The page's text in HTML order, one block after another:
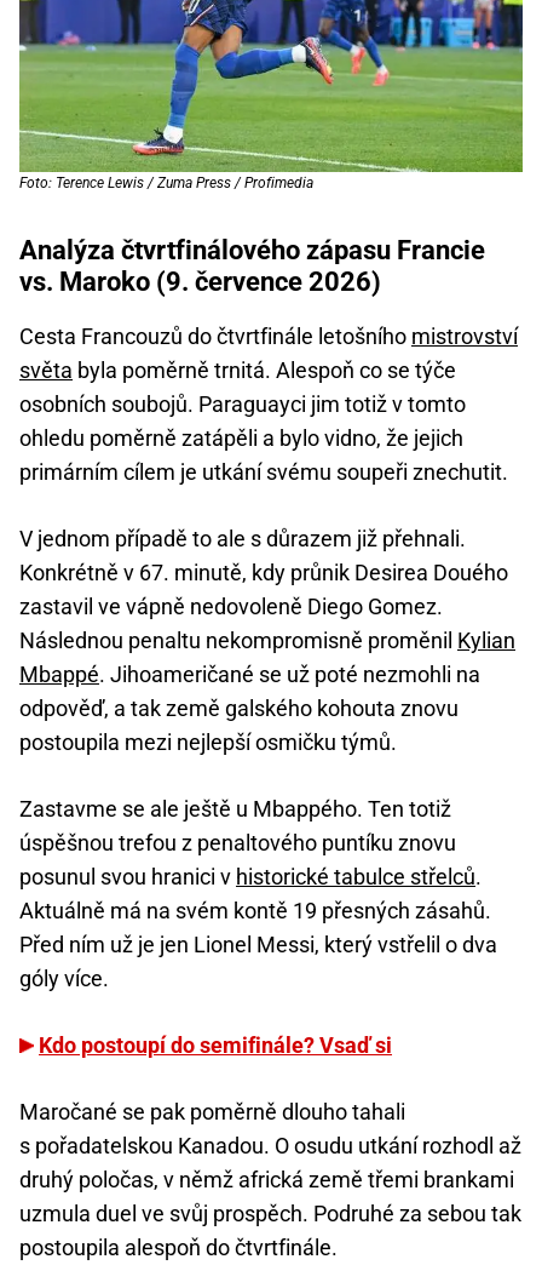
Foto: Terence Lewis / Zuma Press / Profimedia
Analýza čtvrtfinálového zápasu Francie
vs. Maroko (9. července 2026)
Cesta Francouzů do čtvrtfinále letošního mistrovství
světa byla poměrně trnitá. Alespoň co se týče
osobních soubojů. Paraguayci jim totiž v tomto
ohledu poměrně zatápěli a bylo vidno, že jejich
primárním cílem je utkání svému soupeři znechutit.
V jednom případě to ale s důrazem již přehnali.
Konkrétně v 67. minutě, kdy průnik Desirea Douého
zastavil ve vápně nedovoleně Diego Gomez.
Následnou penaltu nekompromisně proměnil Kylian
Mbappé. Jihoameričané se už poté nezmohli na
odpověď, a tak země galského kohouta znovu
postoupila mezi nejlepší osmičku týmů.
Zastavme se ale ještě u Mbappého. Ten totiž
úspěšnou trefou z penaltového puntíku znovu
posunul svou hranici v historické tabulce střelců.
Aktuálně má na svém kontě 19 přesných zásahů.
Před ním už je jen Lionel Messi, který vstřelil o dva
góly více.
Kdo postoupí do semifinále? Vsaď si
Maročané se pak poměrně dlouho tahali
s pořadatelskou Kanadou. O osudu utkání rozhodl až
druhý poločas, v němž africká země třemi brankami
uzmula duel ve svůj prospěch. Podruhé za sebou tak
postoupila alespoň do čtvrtfinále.